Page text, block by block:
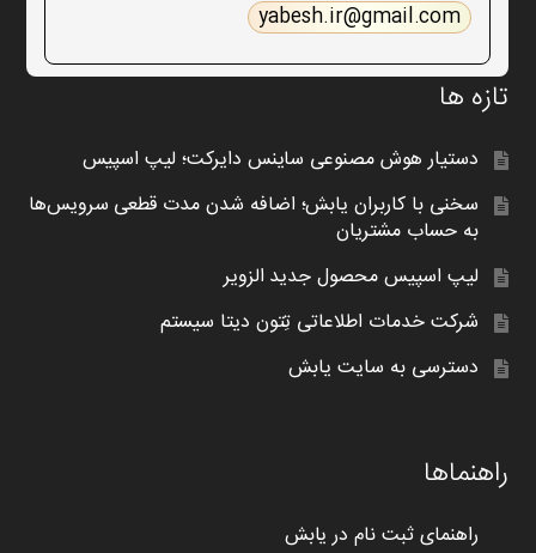
yabesh.ir@gmail.com
تازه ها
دستیار هوش مصنوعی ساینس دایرکت؛ لیپ اسپیس
سخنی با کاربران یابش؛ اضافه شدن مدت قطعی سرویس‌ها
به حساب مشتریان
لیپ اسپیس محصول جدید الزویر
شرکت خدمات اطلاعاتی تِتون دیتا سیستم
دسترسی به سایت یابش
راهنماها
راهنمای ثبت نام در یابش